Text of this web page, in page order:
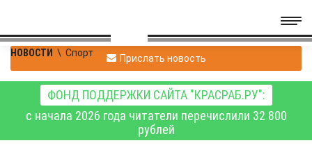
НОВОСТИ \ Спорт Прислать новость
ФОНД ПОДДЕРЖКИ САЙТА "КРАСРАБ.РУ":
с начала 2026 года читатели перечислили 32 800
рублей